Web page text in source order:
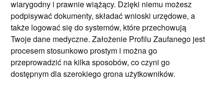
wiarygodny i prawnie wiążący. Dzięki niemu możesz
podpisywać dokumenty, składać wnioski urzędowe, a
także logować się do systemów, które przechowują
Twoje dane medyczne. Założenie Profilu Zaufanego jest
procesem stosunkowo prostym i można go
przeprowadzić na kilka sposobów, co czyni go
dostępnym dla szerokiego grona użytkowników.